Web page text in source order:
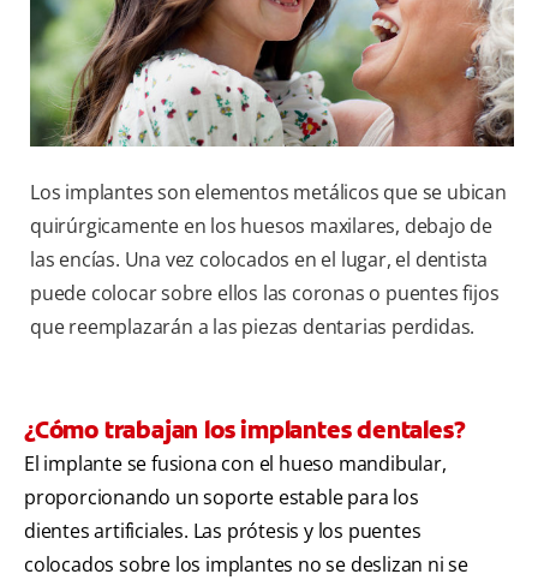
CUPONES
DO (ES)
SUSCRÍBASE
Los implantes son elementos metálicos que se ubican
quirúrgicamente en los huesos maxilares, debajo de
las encías. Una vez colocados en el lugar, el dentista
puede colocar sobre ellos las coronas o puentes fijos
que reemplazarán a las piezas dentarias perdidas.
¿Cómo trabajan los implantes dentales?
El implante se fusiona con el hueso mandibular,
proporcionando un soporte estable para los
dientes artificiales. Las prótesis y los puentes
colocados sobre los implantes no se deslizan ni se